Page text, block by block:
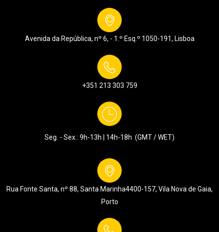
Avenida da República, nº 6, - 1.º Esq.º 1050-191, Lisboa
+351 213 303 759
Seg. - Sex.: 9h-13h | 14h-18h (GMT / WET)
Rua Fonte Santa, nº 88, Santa Marinha4400-157, Vila Nova de Gaia,
Porto